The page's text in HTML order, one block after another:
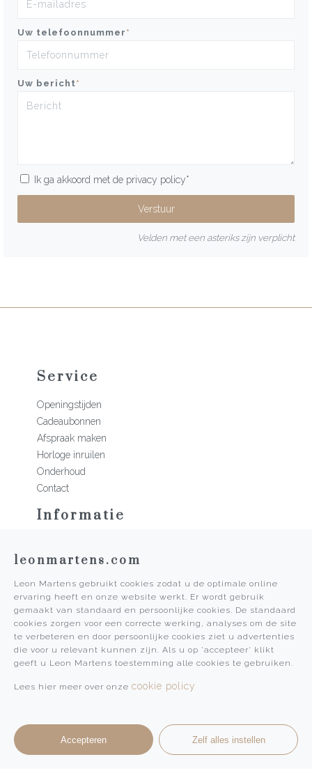
Uw telefoonnummer *
Uw bericht*
Ik ga akkoord met de privacy policy*
Velden met een asteriks zijn verplicht
Service
Openingstijden
Cadeaubonnen
Afspraak maken
Horloge inruilen
Onderhoud
Contact
Informatie
Historie
Algemene voorwaarden
Privacy Policy
Pers
Leon Martens
Leon Martens Juwelier
leonmartens.com
Leon Martens gebruikt cookies zodat u de optimale online
ervaring heeft en onze website werkt. Er wordt gebruik
gemaakt van standaard en persoonlijke cookies. De standaard
cookies zorgen voor een correcte werking, analyses om de site
te verbeteren en door persoonlijke cookies ziet u advertenties
die voor u relevant kunnen zijn. Als u op 'accepteer' klikt
geeft u Leon Martens toestemming alle cookies te gebruiken.
Lees hier meer over onze cookie policy
Accepteren Zelf alles instellen